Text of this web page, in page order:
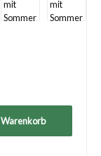
Warenkorb